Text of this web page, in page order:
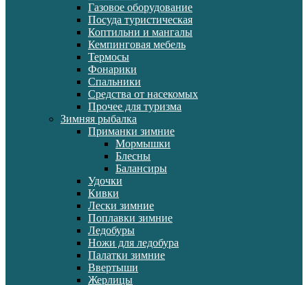
Газовое оборудование
Посуда туристическая
Коптильни и мангалы
Кемпинговая мебель
Термосы
Фонарики
Спальники
Средства от насекомых
Прочее для туризма
Зимняя рыбалка
Приманки зимние
Мормышки
Блесны
Балансиры
Удочки
Кивки
Лески зимние
Поплавки зимние
Ледобуры
Ножи для ледобура
Палатки зимние
Ввертыши
Жерлицы